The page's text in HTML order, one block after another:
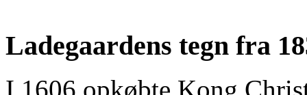
Ladegaardens tegn fra